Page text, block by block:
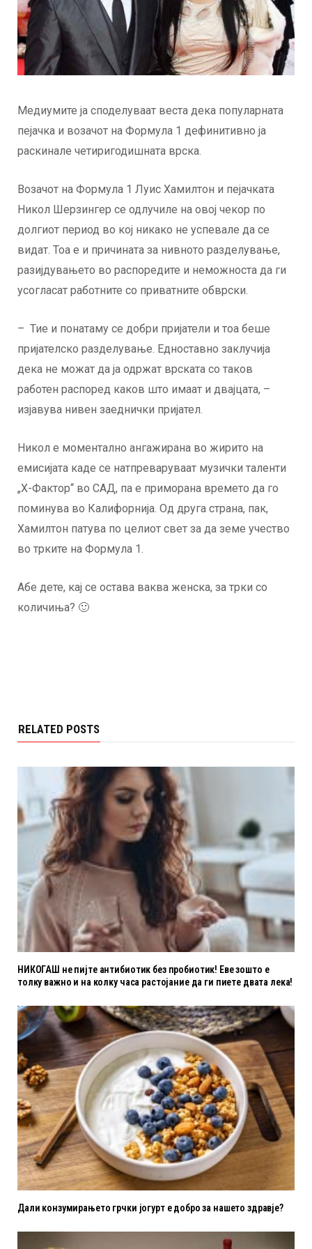
Медиумите ја споделуваат веста дека популарната
пејачка и возачот на Формула 1 дефинитивно ја
раскинале четиригодишната врска.
Возачот на Формула 1 Луис Хамилтон и пејачката
Никол Шерзингер се одлучиле на овој чекор по
долгиот период во кој никако не успевале да се
видат. Тоа е и причината за нивното разделување,
разијдувањето во распоредите и неможноста да ги
усогласат работните со приватните обврски.
– Тие и понатаму се добри пријатели и тоа беше
пријателско разделување. Едноставно заклучија
дека не можат да ја одржат врската со таков
работен распоред каков што имаат и двајцата, –
изјавува нивен заеднички пријател.
Никол е моментално ангажирана во жирито на
емисијата каде се натпреваруваат музички таленти
„Х-Фактор“ во САД, па е приморана времето да го
поминува во Калифорнија. Од друга страна, пак,
Хамилтон патува по целиот свет за да земе учество
во трките на Формула 1.
Абе дете, кај се остава ваква женска, за трки со
количиња? 🙂
RELATED POSTS
НИКОГАШ не пијте антибиотик без пробиотик! Еве зошто е
толку важно и на колку часа растојание да ги пиете двата лека!
Дали конзумирањето грчки јогурт е добро за нашето здравје?